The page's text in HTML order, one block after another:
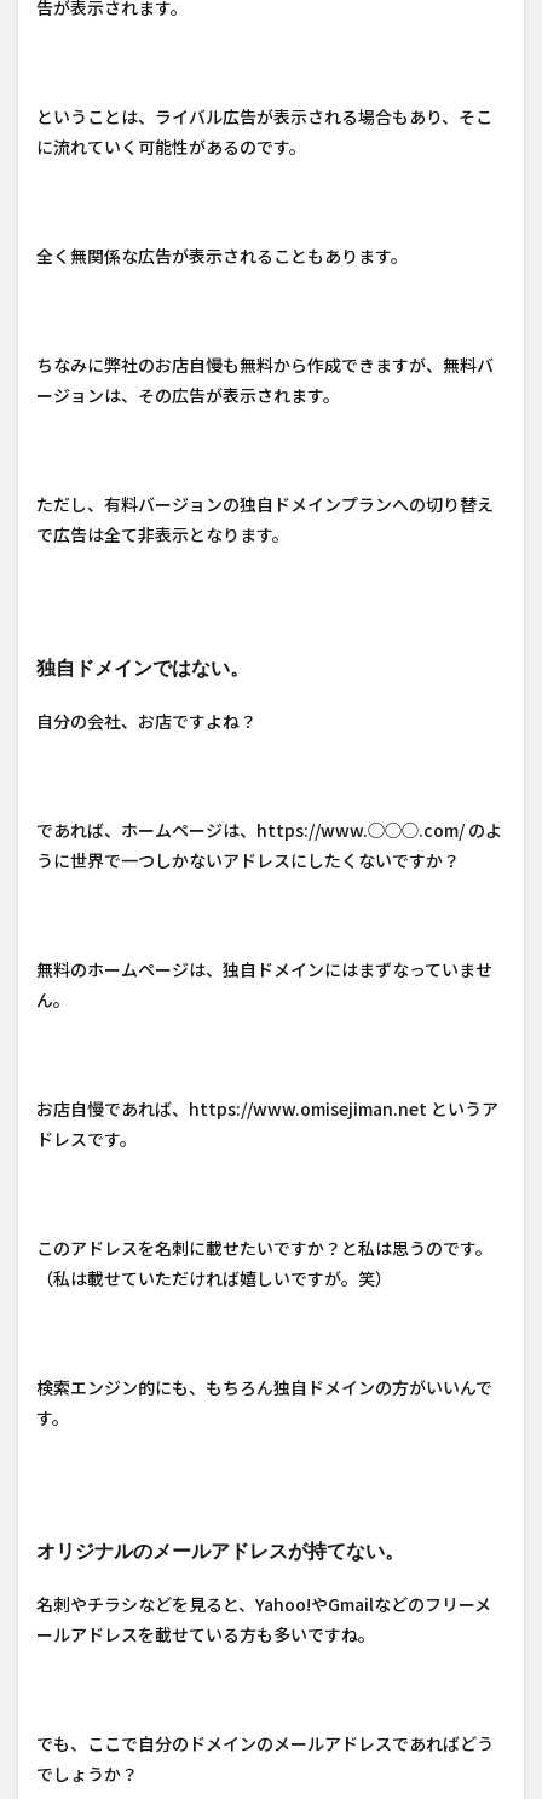
告が表示されます。
ということは、ライバル広告が表示される場合もあり、そこ
に流れていく可能性があるのです。
全く無関係な広告が表示されることもあります。
ちなみに弊社のお店自慢も無料から作成できますが、無料バ
ージョンは、その広告が表示されます。
ただし、有料バージョンの独自ドメインプランへの切り替え
で広告は全て非表示となります。
独自ドメインではない。
自分の会社、お店ですよね？
であれば、ホームページは、https://www.◯◯◯.com/ のよ
うに世界で一つしかないアドレスにしたくないですか？
無料のホームページは、独自ドメインにはまずなっていませ
ん。
お店自慢であれば、https://www.omisejiman.net というア
ドレスです。
このアドレスを名刺に載せたいですか？と私は思うのです。
（私は載せていただければ嬉しいですが。笑）
検索エンジン的にも、もちろん独自ドメインの方がいいんで
す。
オリジナルのメールアドレスが持てない。
名刺やチラシなどを見ると、Yahoo!やGmailなどのフリーメ
ールアドレスを載せている方も多いですね。
でも、ここで自分のドメインのメールアドレスであればどう
でしょうか？